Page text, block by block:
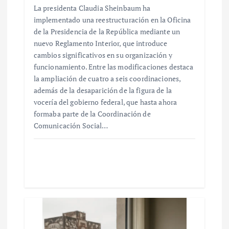
La presidenta Claudia Sheinbaum ha
implementado una reestructuración en la Oficina
de la Presidencia de la República mediante un
nuevo Reglamento Interior, que introduce
cambios significativos en su organización y
funcionamiento. Entre las modificaciones destaca
la ampliación de cuatro a seis coordinaciones,
además de la desaparición de la figura de la
vocería del gobierno federal, que hasta ahora
formaba parte de la Coordinación de
Comunicación Social…